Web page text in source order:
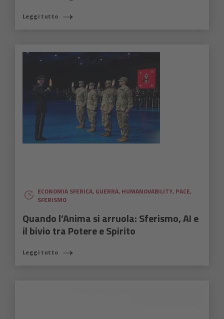
Leggi tutto
ECONOMIA SFERICA, GUERRA, HUMANOVABILITY, PACE,
SFERISMO
Quando l’Anima si arruola: Sferismo, AI e
il bivio tra Potere e Spirito
Leggi tutto